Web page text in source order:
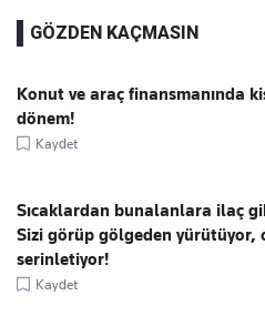
GÖZDEN KAÇMASIN
Konut ve araç finansmanında
dönem!
Kaydet
Sıcaklardan bunalanlara ilaç
Sizi görüp gölgeden yürütüyor,
serinletiyor!
Kaydet